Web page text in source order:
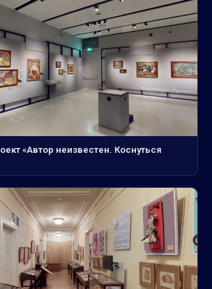
«Автор неизвестен. Коснуться